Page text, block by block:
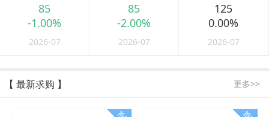
85
-1.00%
2026-07
85
-2.00%
2026-07
125
0.00%
2026-07
【 最新求购 】 更多>>